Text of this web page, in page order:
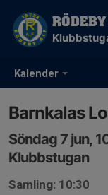
Kalender
Barnkalas
Söndag 7 jun,
Klubbstugan
Samling: 10:30